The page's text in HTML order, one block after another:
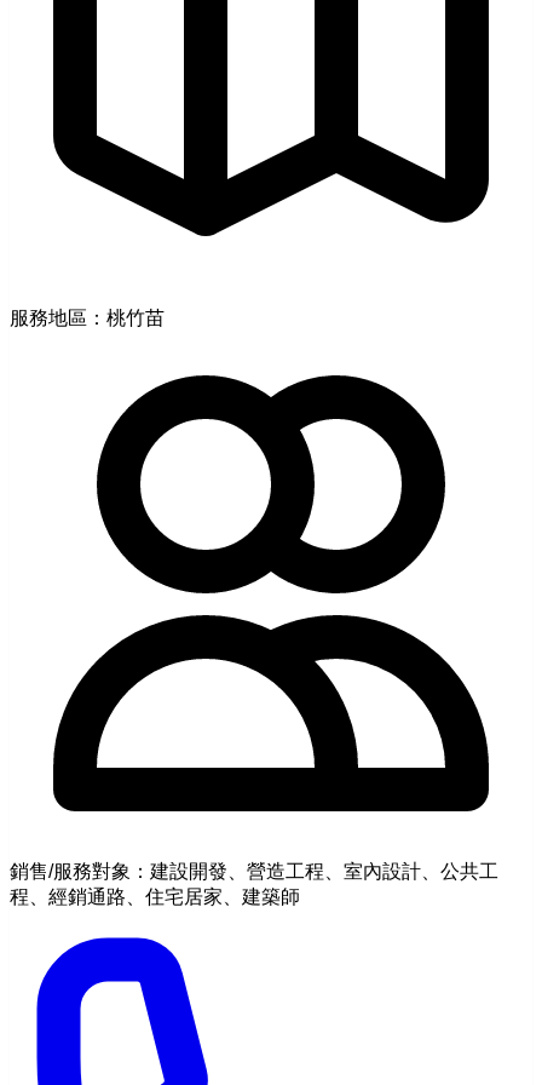
服務地區：桃竹苗
銷售/服務對象：建設開發、營造工程、室內設計、公共工
程、經銷通路、住宅居家、建築師